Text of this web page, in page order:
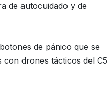
de autocuidado y de
de pánico que se
drones tácticos del C5